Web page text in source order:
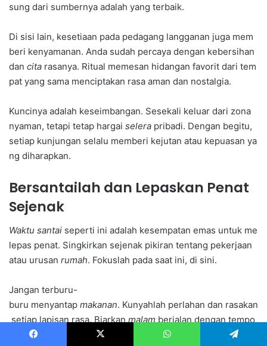
sung dari sumbernya adalah yang terbaik.
Di sisi lain, kesetiaan pada pedagang langganan juga mem
beri kenyamanan. Anda sudah percaya dengan kebersihan
dan cita rasanya. Ritual memesan hidangan favorit dari tem
pat yang sama menciptakan rasa aman dan nostalgia.
Kuncinya adalah keseimbangan. Sesekali keluar dari zona
nyaman, tetapi tetap hargai selera pribadi. Dengan begitu,
setiap kunjungan selalu memberi kejutan atau kepuasan ya
ng diharapkan.
Bersantailah dan Lepaskan Penat
Sejenak
Waktu santai seperti ini adalah kesempatan emas untuk me
lepas penat. Singkirkan sejenak pikiran tentang pekerjaan
atau urusan rumah. Fokuslah pada saat ini, di sini.
Jangan terburu-
buru menyantap makanan. Kunyahlah perlahan dan rasakan
setiap lapisan rasa. Biarkanmalamberjalan dengan tempo
yang lebih lambat.